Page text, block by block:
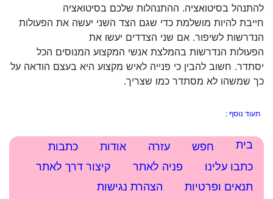
להתנהל בסיטואציה. ההתנהלות שלכם בסיטואציה
חייבת להיות מושלמת כדי שגם הצד השני יעשה את הפעולות
הנדרשות לשיפור. אם שני הצדדים יעשו את
הפעולות הנדרשות בהמלצת אנשי המקצוע המנוסים הכל
יסתדר. חשוב להבין כי פנייה לאיש מקצוע היא בעצם הודאה על
כך שמשהו לא מסתדר כמו שצריך.
תעוד נוסף :
בית עזרה אודות
כתבות
כתבו עלינו
תנאים ופרטיות
הצהרת נגישות